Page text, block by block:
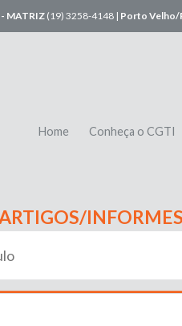
- MATRIZ (19) 3258-4148 | Porto Velho/
Home Conheça o CGTI
INFORMES